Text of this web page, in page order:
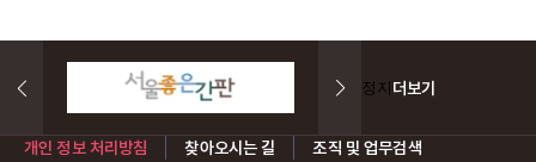
개인 정보 처리방침 찾아오시는 길 조직 및 업무검색
더보기